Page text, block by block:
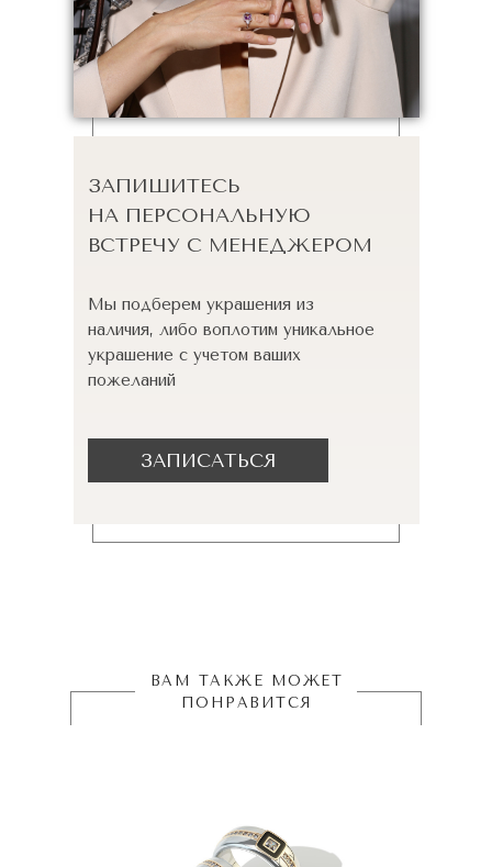
ЗАПИШИТЕСЬ
НА ПЕРСОНАЛЬНУЮ
ВСТРЕЧУ С МЕНЕДЖЕРОМ
Мы подберем украшения из
наличия, либо воплотим уникальное
украшение с учетом ваших
пожеланий
ЗАПИСАТЬСЯ
ВАМ ТАКЖЕ МОЖЕТ
ПОНРАВИТСЯ